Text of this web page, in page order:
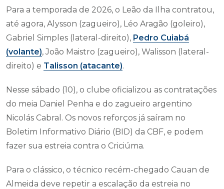
Para a temporada de 2026, o Leão da Ilha contratou,
até agora, Alysson (zagueiro), Léo Aragão (goleiro),
Gabriel Simples (lateral-direito), Pedro Cuiabá
(volante), João Maistro (zagueiro), Walisson (lateral-
direito) e Talisson (atacante).
Nesse sábado (10), o clube oficializou as contratações
do meia Daniel Penha e do zagueiro argentino
Nicolás Cabral. Os novos reforços já saíram no
Boletim Informativo Diário (BID) da CBF, e podem
fazer sua estreia contra o Criciúma.
Para o clássico, o técnico recém-chegado Cauan de
Almeida deve repetir a escalação da estreia no